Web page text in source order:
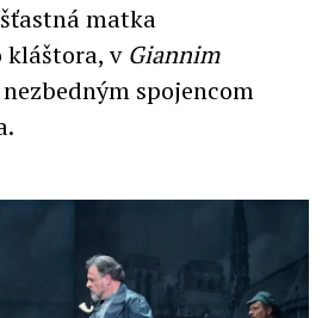
matka
kláštora, v Giannim
spojencom